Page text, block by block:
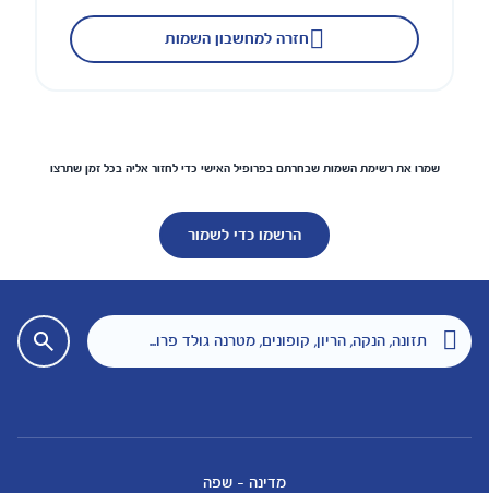
חזרה למחשבון השמות
שמרו את רשימת השמות שבחרתם בפרופיל האישי כדי לחזור אליה בכל זמן שתרצו
הרשמו כדי לשמור
מדינה - שפה